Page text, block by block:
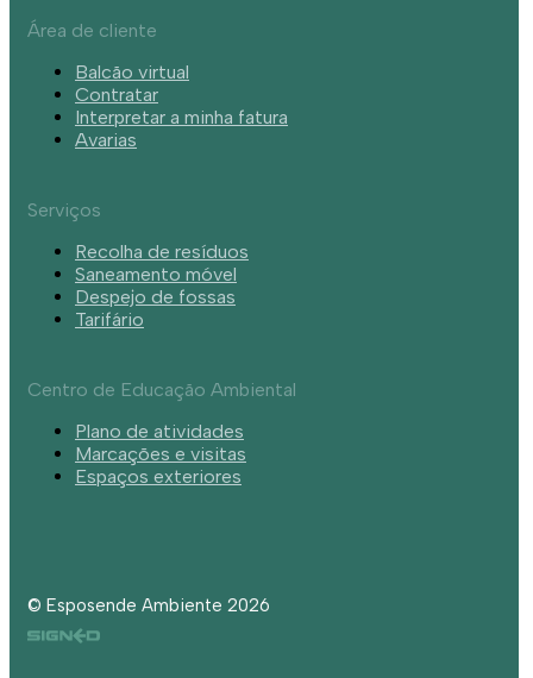
Área de cliente
Balcão virtual
Contratar
Interpretar a minha fatura
Avarias
Serviços
Recolha de resíduos
Saneamento móvel
Despejo de fossas
Tarifário
Centro de Educação Ambiental
Plano de atividades
Marcações e visitas
Espaços exteriores
© Esposende Ambiente 2026